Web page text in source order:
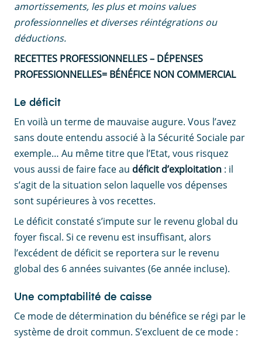
amortissements, les plus et moins values
professionnelles et diverses réintégrations ou
déductions.
RECETTES PROFESSIONNELLES – DÉPENSES
PROFESSIONNELLES= BÉNÉFICE NON COMMERCIAL
Le déficit
En voilà un terme de mauvaise augure. Vous l’avez
sans doute entendu associé à la Sécurité Sociale par
exemple… Au même titre que l’Etat, vous risquez
vous aussi de faire face au déficit d’exploitation : il
s’agit de la situation selon laquelle vos dépenses
sont supérieures à vos recettes.
Le déficit constaté s’impute sur le revenu global du
foyer fiscal. Si ce revenu est insuffisant, alors
l’excédent de déficit se reportera sur le revenu
global des 6 années suivantes (6e année incluse).
Une comptabilité de caisse
Ce mode de détermination du bénéfice se régi par le
système de droit commun. S’excluent de ce mode :